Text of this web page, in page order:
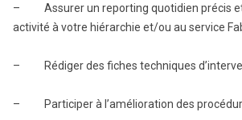
– Assurer un reporting quotidien précis et
activité à votre hiérarchie et/ou au service
– Rédiger des fiches techniques
– Participer à l’amélioration des